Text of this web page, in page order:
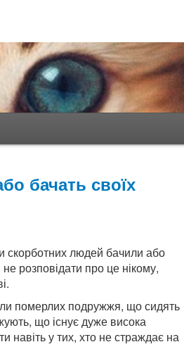
бачать своїх
скорботних людей бачили або
розповідати про це нікому,
померлих подружжя, що сидять
що існує дуже висока
навіть у тих, хто не страждає на